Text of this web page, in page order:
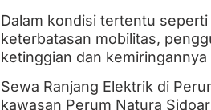
Dalam kondisi tertentu
keterbatasan mobilitas,
ketinggian dan
Sewa Ranjang Elektrik di
kawasan Perum Natura